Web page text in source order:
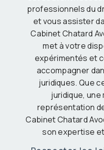
professionnels du
et vous assister
Cabinet Chatard
met à votre
expérimentés et
accompagner
juridiques. Que
juridique, une
représentation
Cabinet Chatard
son expertise